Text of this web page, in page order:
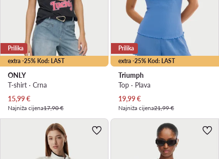
extra -25% Kod: LAST
Prilika
ONLY
T-shirt · Crna
Trenutna cijena
15,99€
Najniža cijena17,90 €
extra -25% Kod: LAST
Prilika
Triumph
Top · Plava
Trenutna cijena
19,99€
Najniža cijena21,99 €